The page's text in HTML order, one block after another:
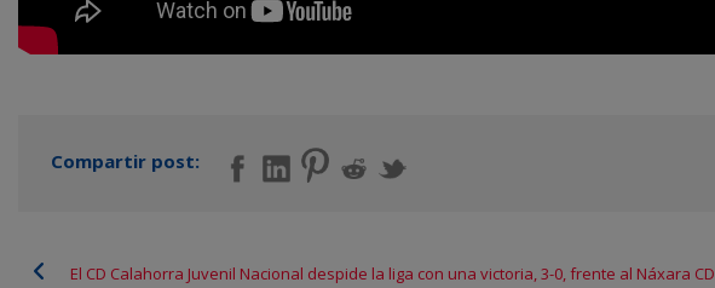
Compartir post:
El CD Calahorra Juvenil Nacional despide la liga con una victoria, 3-0, frente al Náxara CD